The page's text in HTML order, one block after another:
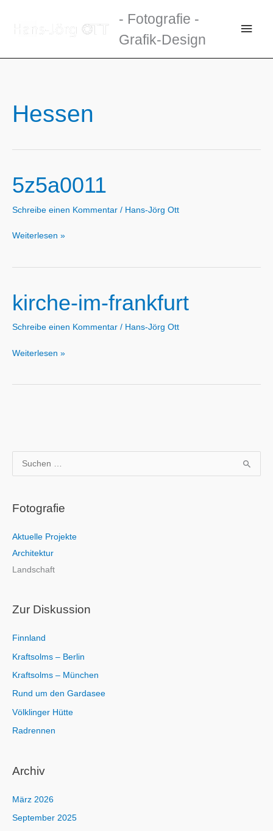
Inhalt
- Fotografie -
Grafik-Design
Hessen
5z5a0011
Schreibe einen Kommentar / Hans-Jörg Ott
5z5a0011
Weiterlesen »
kirche-im-frankfurt
Schreibe einen Kommentar / Hans-Jörg Ott
kirche-
frankfurt
Weiterlesen »
u
h
n
n
a
h
Fotografie
Aktuelle Projekte
Architektur
Landschaft
Zur Diskussion
Finnland
Kraftsolms – Berlin
Kraftsolms – München
Rund um den Gardasee
Völklinger Hütte
Radrennen
Archiv
März 2026
September 2025